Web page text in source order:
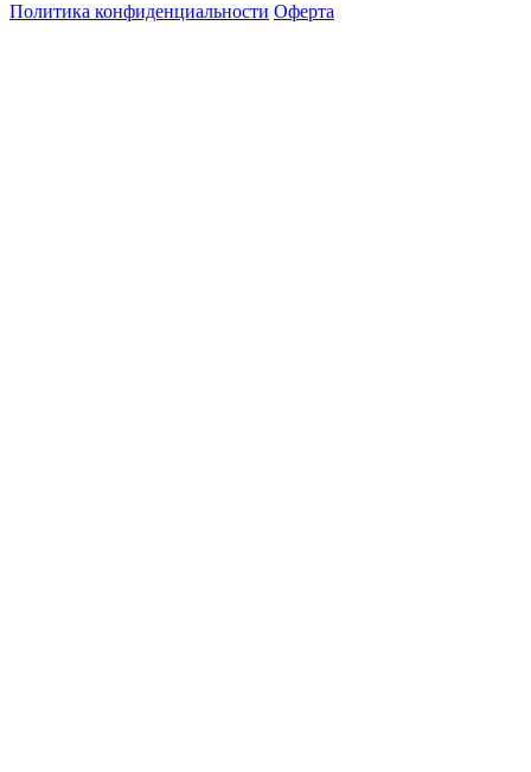
Политика конфиденциальности Оферта